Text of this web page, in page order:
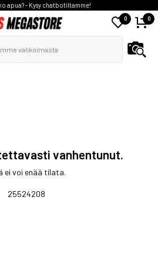
apua? - Kysy chatbotiltamme!
0 0
vanhentunut.
ei voi enää tilata.
25524208